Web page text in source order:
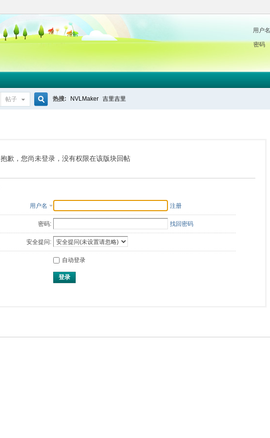
用户名
密码
帖子
索
热搜: NVLMaker 吉里吉里
抱歉，您尚未登录，没有权限在该版块回帖
用户名 注册
密码: 找回密码
安全提问:
自动登录
登录